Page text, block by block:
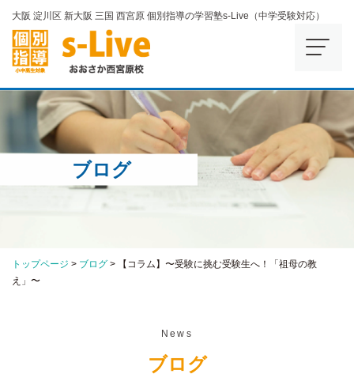
大阪 淀川区 新大阪 三国 西宮原 個別指導の学習塾s-Live（中学受験対応）
ブログ
トップページ > ブログ >
【コラム】〜受験に挑む受験生へ！「祖母の教
え」〜
News
ブログ